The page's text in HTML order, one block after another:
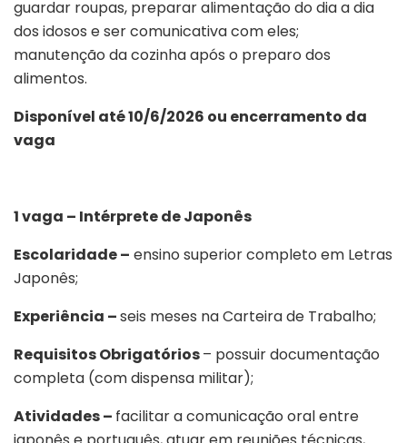
guardar roupas, preparar alimentação do dia a dia
dos idosos e ser comunicativa com eles;
manutenção da cozinha após o preparo dos
alimentos.
Disponível até 10/6/2026 ou encerramento da
vaga
1 vaga – Intérprete de Japonês
Escolaridade – ensino superior completo em Letras
Japonês;
Experiência –seis meses na Carteira de Trabalho;
Requisitos Obrigatórios– possuir documentação
completa (com dispensa militar);
Atividades – facilitar a comunicação oral entre